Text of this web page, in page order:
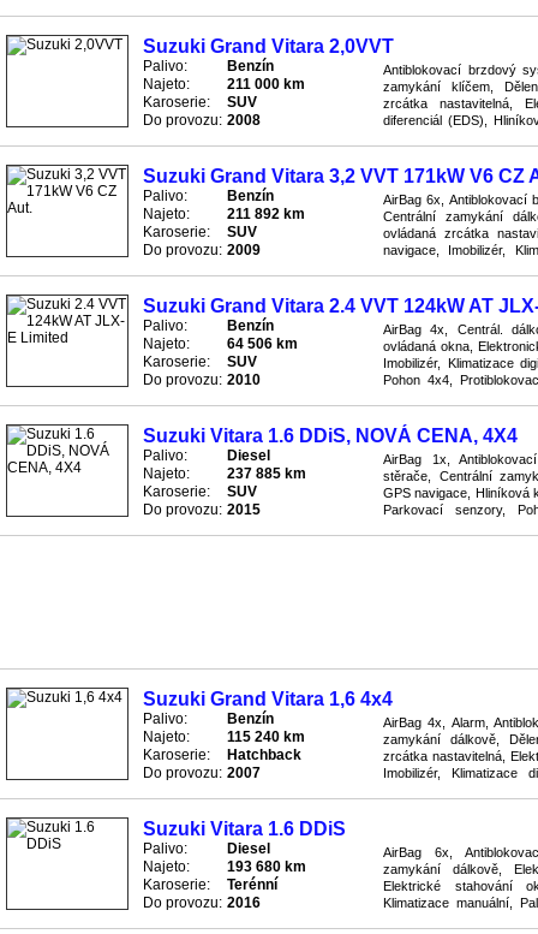
Suzuki Grand Vitara 2,0VVT
Palivo:
Benzín
Najeto:
211 000 km
Karoserie:
SUV
Do provozu: 2008
Antiblokovací brzdový
zamykání klíčem,
zrcátka nastavitelná,
diferenciál (EDS),
Suzuki Grand Vitara 3,2 VVT 171kW V6 CZ
Palivo:
Benzín
Najeto:
211 892 km
Karoserie:
SUV
Do provozu: 2009
AirBag 6x, Antiblokovací
Centrální zamykání
ovládaná zrcátka
navigace, Imobilizér,
Suzuki Grand Vitara 2.4 VVT 124kW AT
Palivo:
Benzín
Najeto:
64 506 km
Karoserie:
SUV
Do provozu: 2010
AirBag 4x, Centrál.
ovládaná okna,
Imobilizér, Klimatizace
Pohon 4x4,
Suzuki Vitara 1.6 DDiS, NOVÁ CENA, 4X4
Palivo:
Diesel
Najeto:
237 885 km
Karoserie:
SUV
Do provozu: 2015
AirBag 1x,
stěrače, Centrální
GPS navigace, Hliníková
Parkovací senzory,
Suzuki Grand Vitara 1,6 4x4
Palivo:
Benzín
Najeto:
115 240 km
Karoserie:
Hatchback
Do provozu: 2007
AirBag 4x, Alarm,
zamykání dálkově,
zrcátka nastavitelná,
Imobilizér, Klimatizace
Suzuki Vitara 1.6 DDiS
Palivo:
Diesel
Najeto:
193 680 km
Karoserie:
Terénní
Do provozu: 2016
AirBag 6x,
zamykání dálkově,
Elektrické stahování
Klimatizace manuální,